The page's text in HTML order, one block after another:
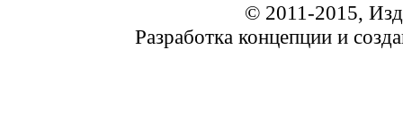
© 2011-2015,
Разработка концепции и